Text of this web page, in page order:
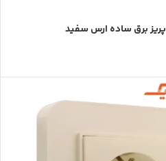
پریز برق ساده ارس سفید